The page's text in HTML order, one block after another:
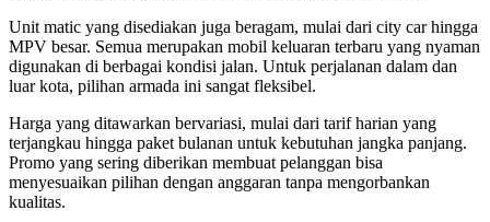
Unit matic yang disediakan juga beragam, mulai dari city car hingga
MPV besar. Semua merupakan mobil keluaran terbaru yang nyaman
digunakan di berbagai kondisi jalan. Untuk perjalanan dalam dan
luar kota, pilihan armada ini sangat fleksibel.
Harga yang ditawarkan bervariasi, mulai dari tarif harian yang
terjangkau hingga paket bulanan untuk kebutuhan jangka panjang.
Promo yang sering diberikan membuat pelanggan bisa
menyesuaikan pilihan dengan anggaran tanpa mengorbankan
kualitas.